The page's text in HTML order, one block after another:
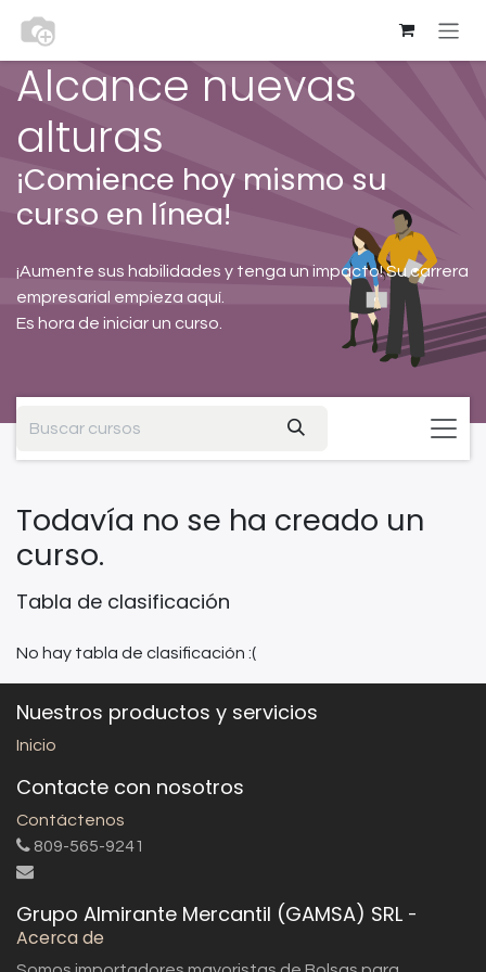
Ir al contenido
Alcance nuevas
alturas
¡Comience hoy mismo su
curso en línea!
¡Aumente sus habilidades y tenga un impacto! Su carrera
empresarial empieza aquí.
Es hora de iniciar un curso.
Tabla de clasificación
No hay tabla de clasificación :(
Todavía no se ha creado un
curso.
Nuestros productos y servicios
Inicio
Contacte con nosotros
Contáctenos
809-565-9241
Grupo Almirante Mercantil (GAMSA) SRL -
Acerca de